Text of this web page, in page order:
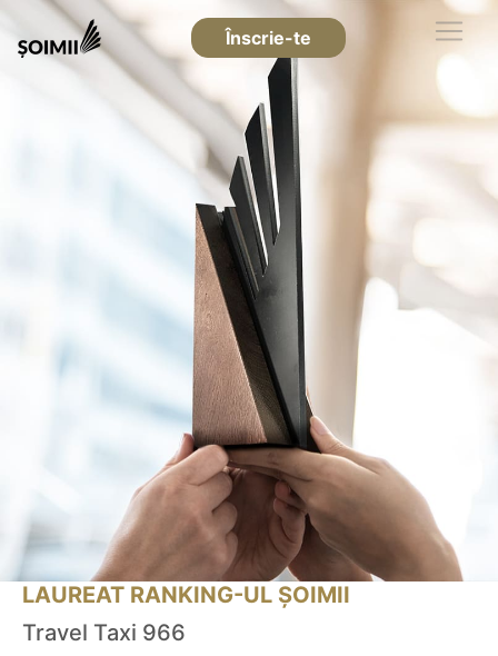
Înscrie-te
LAUREAT RANKING-UL ȘOIMII
Travel Taxi 966